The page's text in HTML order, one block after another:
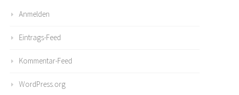
Anmelden
Eintrags-Feed
Kommentar-Feed
WordPress.org